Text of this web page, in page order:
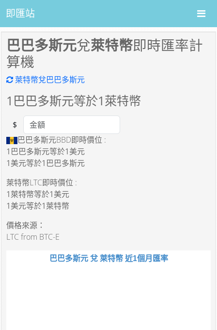
即匯站
巴巴多斯元兌萊特幣即時匯率計
算機
萊特幣兌巴巴多斯元
1 巴巴多斯元等於1萊特幣
Amount
$
巴巴多斯元BBD即時價位 :
1巴巴多斯元等於1美元
1美元等於1巴巴多斯元
萊特幣LTC即時價位 :
1萊特幣等於1美元
1美元等於1萊特幣
價格來源：
LTC from BTC-E
巴巴多斯元 兌 萊特幣 近1個月匯率